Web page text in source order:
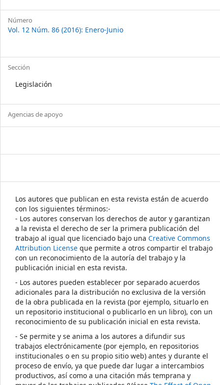
Número
Vol. 12 Núm. 86 (2016): Enero-Junio
Sección
Legislación
Agencias de apoyo
Los autores que publican en esta revista están de acuerdo
con los siguientes términos:-
- Los autores conservan los derechos de autor y garantizan
a la revista el derecho de ser la primera publicación del
trabajo al igual que licenciado bajo una Creative Commons
Attribution License que permite a otros compartir el trabajo
con un reconocimiento de la autoría del trabajo y la
publicación inicial en esta revista.
- Los autores pueden establecer por separado acuerdos
adicionales para la distribución no exclusiva de la versión
de la obra publicada en la revista (por ejemplo, situarlo en
un repositorio institucional o publicarlo en un libro), con un
reconocimiento de su publicación inicial en esta revista.
- Se permite y se anima a los autores a difundir sus
trabajos electrónicamente (por ejemplo, en repositorios
institucionales o en su propio sitio web) antes y durante el
proceso de envío, ya que puede dar lugar a intercambios
productivos, así como a una citación más temprana y